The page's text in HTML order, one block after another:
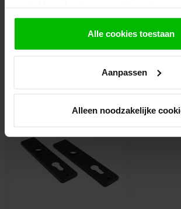
gebruiken.
Alle cookies toestaan
Aanpassen
Alleen noodzakelijke
onze leverancier. Dit doen wij
uw bestelling vooraf per iDeal